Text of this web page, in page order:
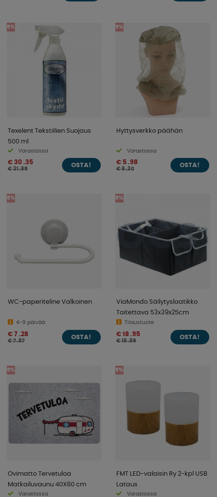
5%
Texelent Tekstiilien Suojaus
500 ml
Varastossa
€ 30 .35
€ 31 .95
OSTA!
5%
Hyttysverkko päähän
Varastossa
€ 5 .98
€ 6 .30
OSTA!
5%
WC-paperiteline Valkoinen
4-9 päivää
€ 7 .28
€ 7 .67
OSTA!
5%
ViaMondo Säilytyslaatikko
Taitettava 53x39x25cm
Tilaustuote
€ 18 .95
€ 19 .95
OSTA!
5%
Ovimatto Tervetuloa
Matkailuvaunu 40X60 cm
Varastossa
5%
FMT LED-valaisin Ry 2-kpl USB
Lataus
Varastossa